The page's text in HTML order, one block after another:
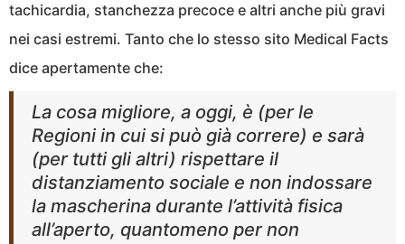
tachicardia, stanchezza precoce e altri anche più gravi
nei casi estremi. Tanto che lo stesso sito Medical Facts
dice apertamente che:
La cosa migliore, a oggi, è (per le
Regioni in cui si può già correre) e sarà
(per tutti gli altri) rispettare il
distanziamento sociale e non indossare
la mascherina durante l’attività fisica
all’aperto, quantomeno per non